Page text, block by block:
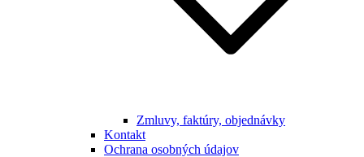
Zmluvy, faktúry, objednávky
Kontakt
Ochrana osobných údajov